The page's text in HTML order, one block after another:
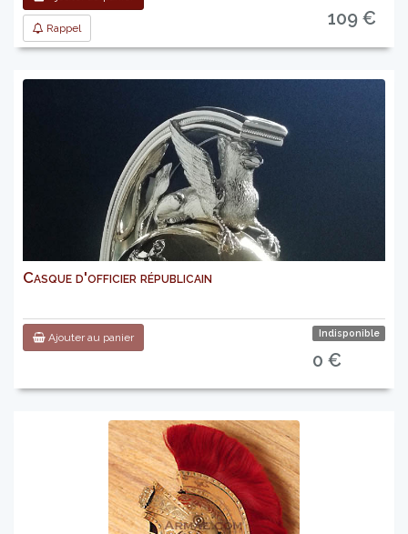
Rappel 109 €
Casque d'officier républicain
Ajouter au panier Indisponible
0 €